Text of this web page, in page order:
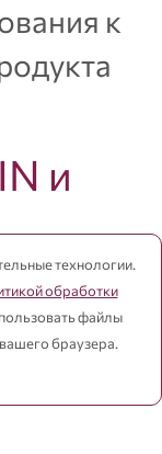
к
и
что
технологии.
обработки
файлы
браузера.